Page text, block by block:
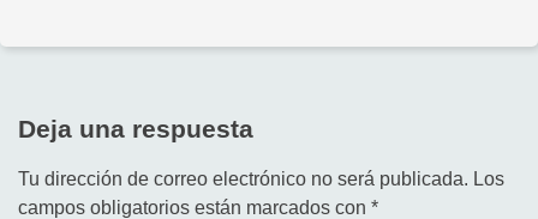
Deja una respuesta
Tu dirección de correo electrónico no será publicada. Los
campos obligatorios están marcados con *